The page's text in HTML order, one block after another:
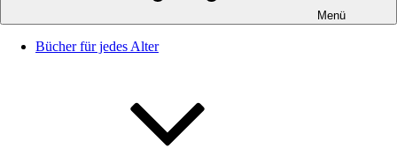
Menü
Bücher für jedes Alter